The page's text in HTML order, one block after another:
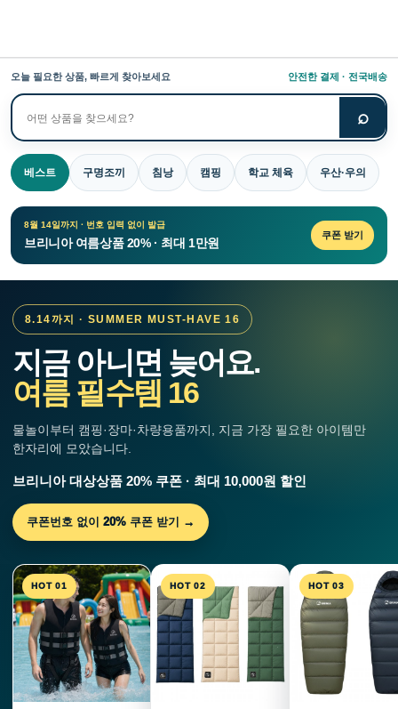
오늘 필요한 상품, 빠르게 찾아보세요 안전한 결제 · 전국배송
상
품
검
색
⌕
베스트 구명조끼 침낭 캠핑 학교 체육 우산·우의
8월 14일까지 · 번호 입력 없이 발급
브리니아 여름상품 20% · 최대 1만원
쿠폰 받기
8.14까지 · SUMMER MUST-HAVE 16
지금 아니면 늦어요.
여름 필수템 16
물놀이부터 캠핑·장마·차량용품까지, 지금 가장 필요한 아이템만
한자리에 모았습니다.
브리니아 대상상품 20% 쿠폰 · 최대 10,000원 할인
쿠폰번호 없이 20% 쿠폰 받기 →
HOT 01 HOT 02 HOT 03